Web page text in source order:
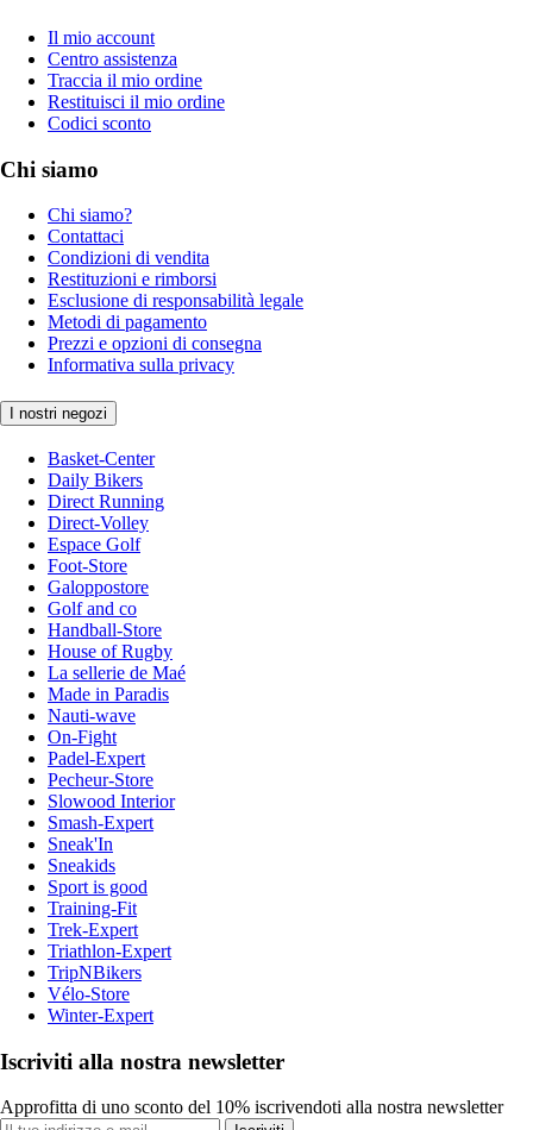
Il mio account
Centro assistenza
Traccia il mio ordine
Restituisci il mio ordine
Codici sconto
Chi siamo
Chi siamo?
Contattaci
Condizioni di vendita
Restituzioni e rimborsi
Esclusione di responsabilità legale
Metodi di pagamento
Prezzi e opzioni di consegna
Informativa sulla privacy
I nostri negozi
Basket-Center
Daily Bikers
Direct Running
Direct-Volley
Espace Golf
Foot-Store
Galoppostore
Golf and co
Handball-Store
House of Rugby
La sellerie de Maé
Made in Paradis
Nauti-wave
On-Fight
Padel-Expert
Pecheur-Store
Slowood Interior
Smash-Expert
Sneak'In
Sneakids
Sport is good
Training-Fit
Trek-Expert
Triathlon-Expert
TripNBikers
Vélo-Store
Winter-Expert
Iscriviti alla nostra newsletter
Approfitta di uno sconto del 10% iscrivendoti alla nostra newsletter